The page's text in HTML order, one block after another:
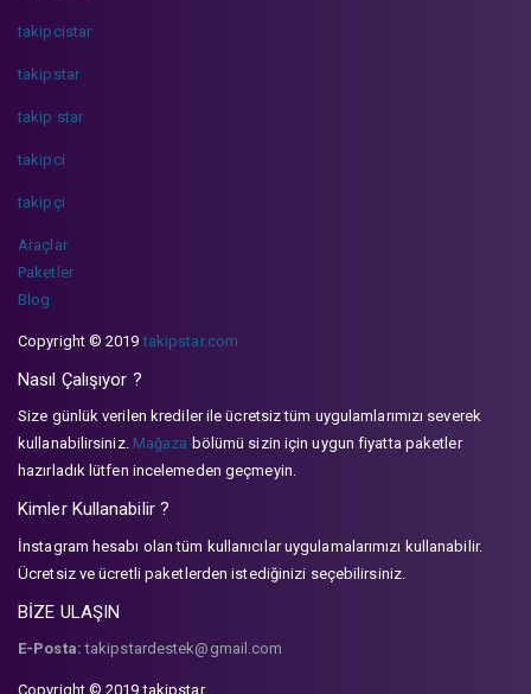
takipcistar
takipstar
takip star
takipci
takipçi
Araçlar
Paketler
Blog
Copyright © 2019takipstar.com
Nasıl Çalışıyor ?
Size günlük verilen krediler ile ücretsiz tüm uygulamlarımızı severek
kullanabilirsiniz. Mağaza bölümü sizin için uygun fiyatta paketler
hazırladık lütfen incelemeden geçmeyin.
Kimler Kullanabilir ?
İnstagram hesabı olan tüm kullanıcılar uygulamalarımızı kullanabilir.
Ücretsiz ve ücretli paketlerden istediğinizi seçebilirsiniz.
BİZE ULAŞIN
E-Posta: takipstardestek@gmail.com
Copyright © 2019 takipstar.